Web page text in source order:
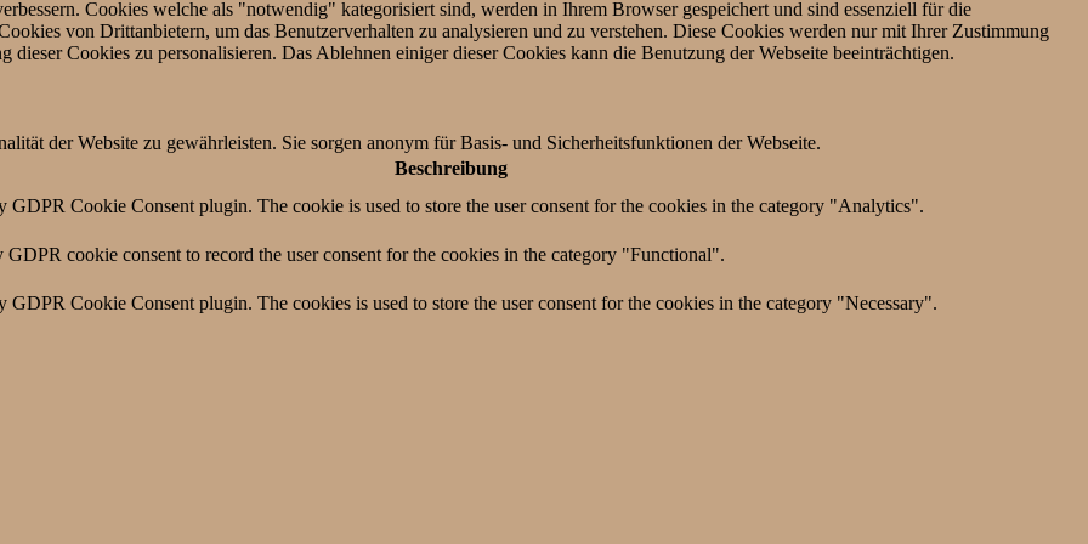
Cookies welche als "notwendig" kategorisiert sind, werden in Ihrem Browser gespeichert und sind essenziell für die
von Drittanbietern, um das Benutzerverhalten zu analysieren und zu verstehen. Diese Cookies werden nur mit Ihrer Zustimmung
Cookies zu personalisieren. Das Ablehnen einiger dieser Cookies kann die Benutzung der Webseite beeinträchtigen.
der Website zu gewährleisten. Sie sorgen anonym für Basis- und Sicherheitsfunktionen der Webseite.
Beschreibung
GDPR Cookie Consent plugin. The cookie is used to store the user consent for the cookies in the category "Analytics".
GDPR cookie consent to record the user consent for the cookies in the category "Functional".
GDPR Cookie Consent plugin. The cookies is used to store the user consent for the cookies in the category "Necessary".